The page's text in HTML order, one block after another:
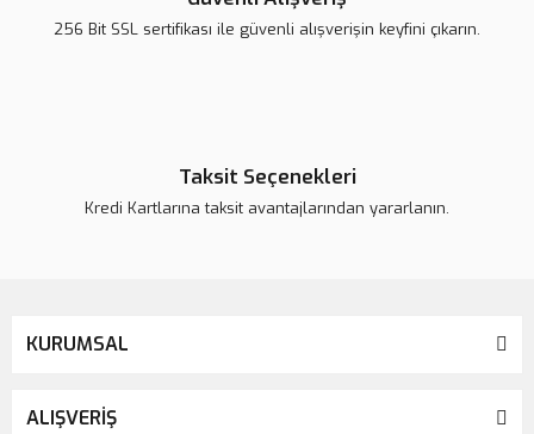
256 Bit SSL sertifikası ile güvenli alışverişin keyfini çıkarın.
Taksit Seçenekleri
Kredi Kartlarına taksit avantajlarından yararlanın.
KURUMSAL
ALIŞVERİŞ